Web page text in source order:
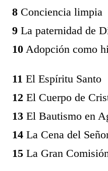
8 Conciencia limpia
9 La paternidad de
10 Adopción como
11 El Espíritu Santo
12 El Cuerpo de
13 El Bautismo en
14 La Cena del
15 La Gran